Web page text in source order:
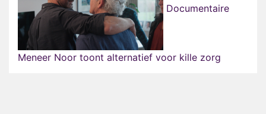
Documentaire
Meneer Noor toont alternatief voor kille zorg